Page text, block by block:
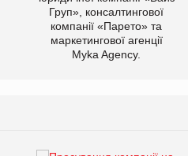
Груп», консалтингової
компанії «Парето» та
маркетингової агенції
Myka Agency.